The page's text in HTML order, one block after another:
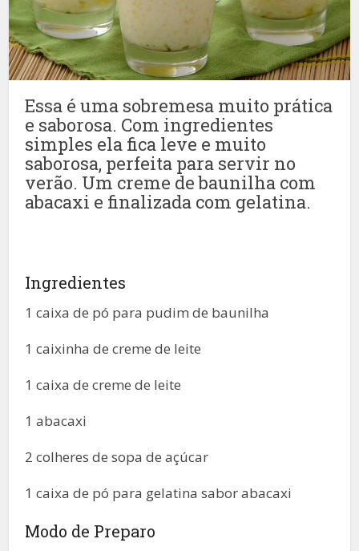
Essa é uma sobremesa muito prática
e saborosa. Com ingredientes
simples ela fica leve e muito
saborosa, perfeita para servir no
verão. Um creme de baunilha com
abacaxi e finalizada com gelatina.
Ingredientes
1 caixa de pó para pudim de baunilha
1 caixinha de creme de leite
1 caixa de creme de leite
1 abacaxi
2 colheres de sopa de açúcar
1 caixa de pó para gelatina sabor abacaxi
Modo de Preparo